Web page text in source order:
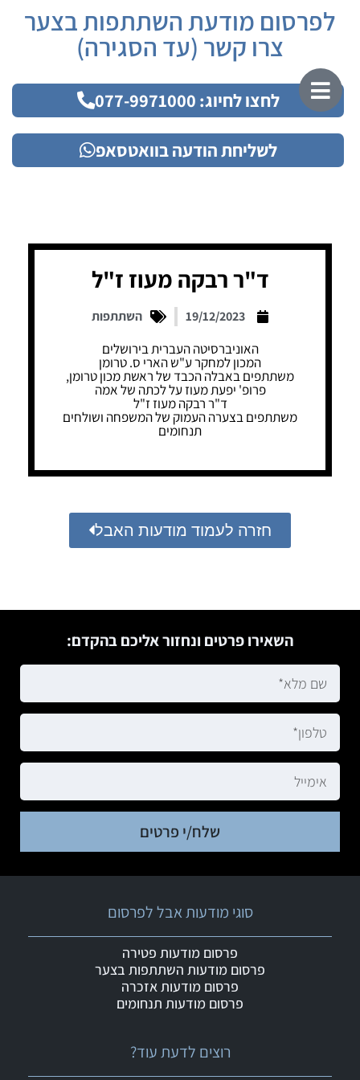
לפרסום מודעת השתתפות בצער
צרו קשר (עד הסגירה)
לחצו לחיוג: 077-9971000
לשליחת הודעה בוואטסאפ
ד"ר רבקה מעוז ז"ל
19/12/2023 השתתפות
האוניברסיטה העברית בירושלים
המכון למחקר ע"ש הארי ס. טרומן
משתתפים באבלה הכבד של ראשת מכון טרומן,
פרופ' יפעת מעוז על לכתה של אמה
ד"ר רבקה מעוז ז"ל
משתתפים בצערה העמוק של המשפחה ושולחים
תנחומים
חזרה לעמוד מודעות האבל
השאירו פרטים ונחזור אליכם בהקדם:
שלח/י פרטים
רוצים לדעת עוד?
סוגי מודעות אבל לפרסום
פרסום מודעות פטירה
פרסום מודעות השתתפות בצער
פרסום מודעות אזכרה
פרסום מודעות תנחומים